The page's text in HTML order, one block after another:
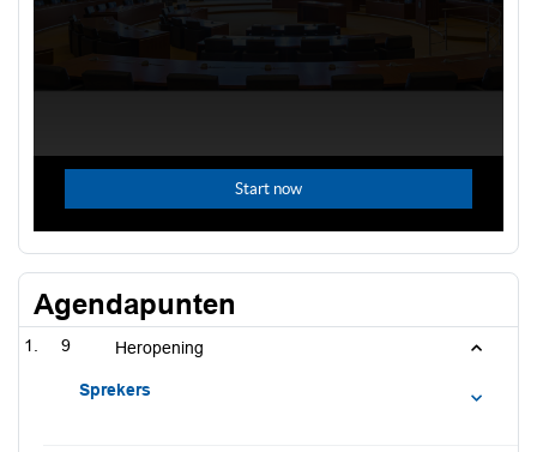
Agendapunten
9 Heropening
Sprekers